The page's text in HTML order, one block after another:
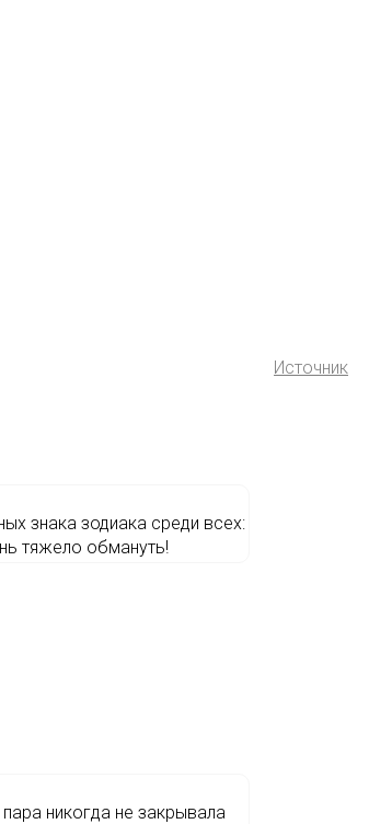
Источник
знака зодиака среди всех:
тяжело обмануть!
никогда не закрывала